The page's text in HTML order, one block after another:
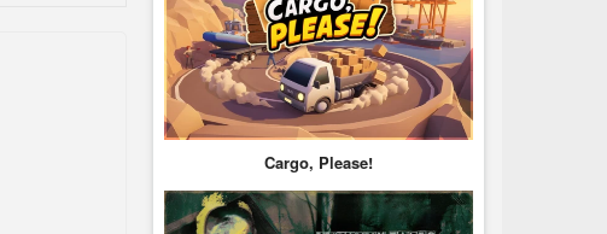
Cargo, Please!